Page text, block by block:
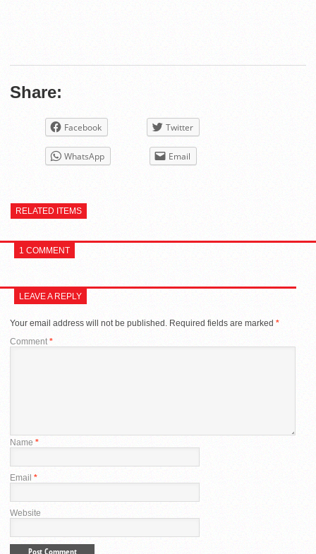
Share:
Facebook Twitter
WhatsApp Email
RELATED ITEMS
1 COMMENT
LEAVE A REPLY
Your email address will not be published. Required fields are marked *
Comment*
Name *
Email *
Website